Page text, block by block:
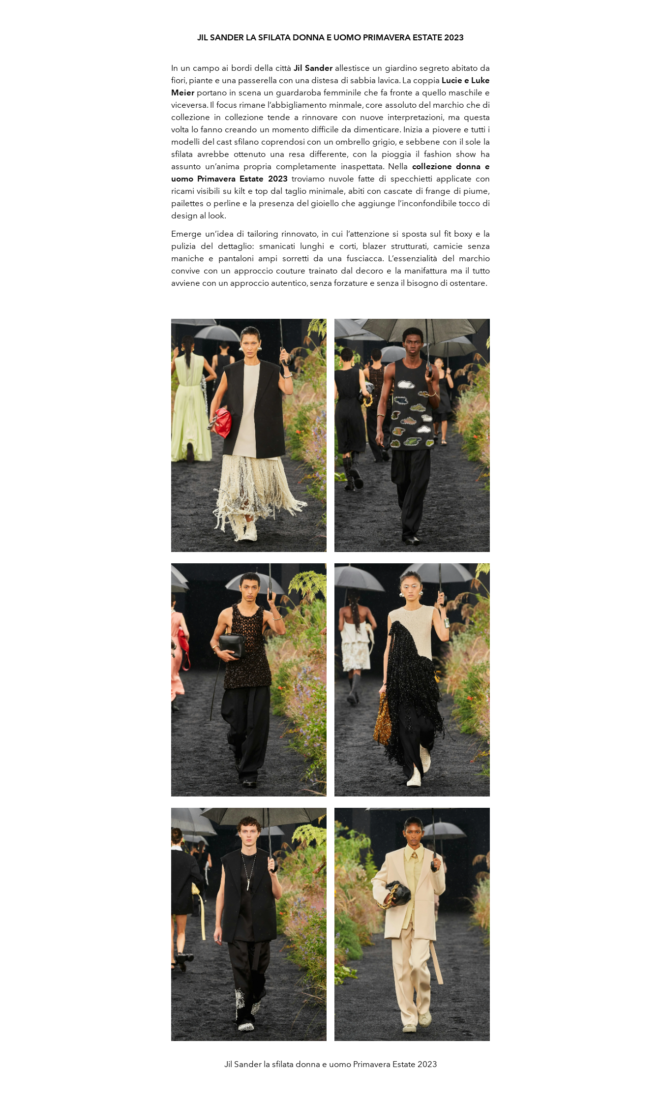
JIL SANDER LA SFILATA DONNA E UOMO PRIMAVERA ESTATE 2023
In un campo ai bordi della città Jil Sanderallestisce un giardino segreto abitato da
fiori, piante e una passerella con una distesa di sabbia lavica. La coppia Lucie e Luke
Meier portano in scena un guardaroba femminile che fa fronte a quello maschile e
viceversa. Il focus rimane l’abbigliamento minmale, core assoluto del marchio che di
collezione in collezione tende a rinnovare con nuove interpretazioni, ma questa
volta lo fanno creando un momento difficile da dimenticare. Inizia a piovere e tutti i
modelli del cast sfilano coprendosi con un ombrello grigio, e sebbene con il sole la
sfilata avrebbe ottenuto una resa differente, con la pioggia il fashion show ha
assunto un’anima propria completamente inaspettata. Nella collezione donna e
uomo Primavera Estate 2023 troviamo nuvole fatte di specchietti applicate con
ricami visibili su kilt e top dal taglio minimale, abiti con cascate di frange di piume,
pailettes o perline e la presenza del gioiello che aggiunge l’inconfondibile tocco di
design al look.
Emerge un’idea di tailoring rinnovato, in cui l’attenzione si sposta sul fit boxy e la
pulizia del dettaglio: smanicati lunghi e corti, blazer strutturati, camicie senza
maniche e pantaloni ampi sorretti da una fusciacca. L’essenzialità del marchio
convive con un approccio couture trainato dal decoro e la manifattura ma il tutto
avviene con un approccio autentico, senza forzature e senza il bisogno di ostentare.
Jil Sander la sfilata donna e uomo Primavera Estate 2023